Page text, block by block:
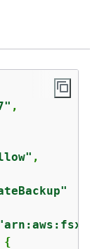
,
,
{